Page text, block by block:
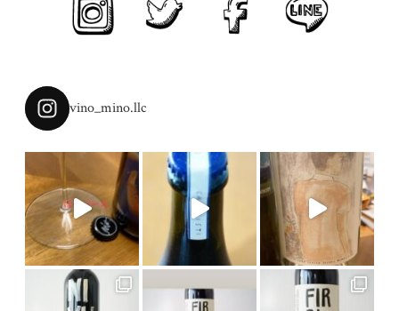
vino_mino.llc